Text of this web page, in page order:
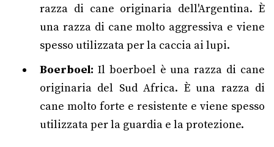
razza di cane originaria dell'Argentina. È
una razza di cane molto aggressiva e viene
spesso utilizzata per la caccia ai lupi.
Boerboel: Il boerboel è una razza di cane
originaria del Sud Africa. È una razza di
cane molto forte e resistente e viene spesso
utilizzata per la guardia e la protezione.